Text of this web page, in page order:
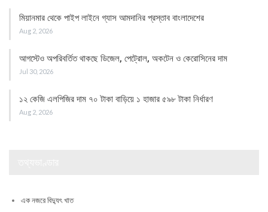
মিয়ানমার থেকে পাইপ লাইনে গ্যাস আমদানির প্রস্তাব বাংলাদেশের
Aug 2, 2026
আগস্টেও অপরিবর্তিত থাকছে ডিজেল, পেট্রোল, অকটেন ও কেরোসিনের দাম
Jul 30, 2026
১২ কেজি এলপিজির দাম ৭০ টাকা বাড়িয়ে ১ হাজার ৫৯৮ টাকা নির্ধারণ
Aug 2, 2026
এক নজরে বিদ্যুৎ খাত